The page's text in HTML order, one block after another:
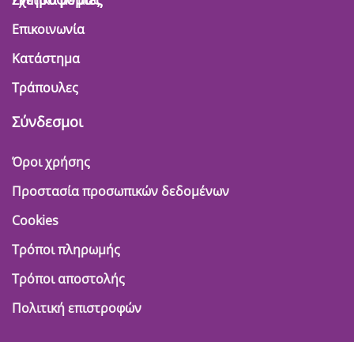
Επικοινωνία
Κατάστημα
Τράπουλες
Σύνδεσμοι
Όροι χρήσης
Προστασία προσωπικών δεδομένων
Cookies
Τρόποι πληρωμής
Τρόποι αποστολής
Πολιτική επιστροφών